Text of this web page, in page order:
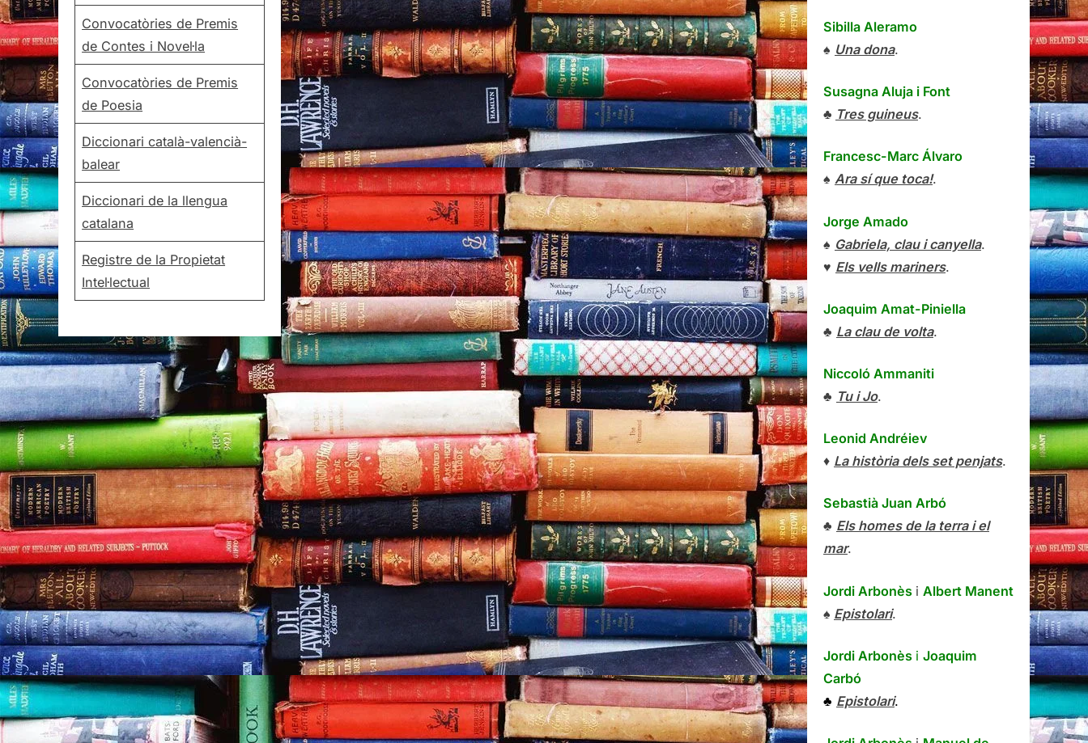
Convocatòries de Premis
de Contes i Novel·la
Convocatòries de Premis
de Poesia
Diccionari català-valencià-
balear
Diccionari de la llengua
catalana
Registre de la Propietat
Intel·lectual
Sibilla Aleramo
♠ Una dona.
Susagna Aluja i Font
♣ Tres guineus.
Francesc-Marc Álvaro
♠ Ara sí que toca!.
Jorge Amado
♠ Gabriela, clau i canyella.
♥ Els vells mariners.
Joaquim Amat-Piniella
♣ La clau de volta.
Niccoló Ammaniti
♣ Tu i Jo.
Leonid Andréiev
♦ La història dels set penjats.
Sebastià Juan Arbó
♣ Els homes de la terra i el
mar.
Jordi Arbonès i Albert Manent
♠ Epistolari.
Jordi Arbonès i Joaquim
Carbó
♣ Epistolari.